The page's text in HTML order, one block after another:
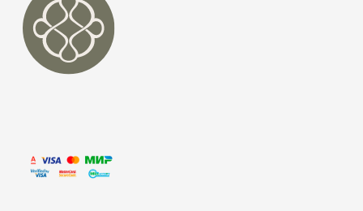
Банная Мекка© 2020-2026 Все права защищены
ПОЛИТИКА
КОНФИДЕНЦИАЛЬНОСТИ